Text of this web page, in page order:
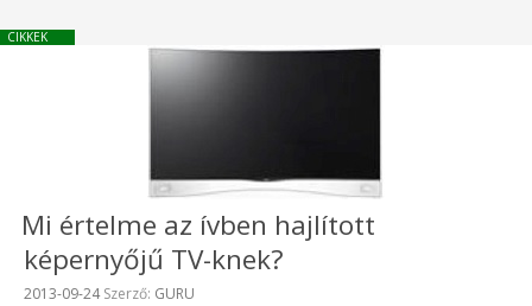
CIKKEK
Mi értelme az ívben hajlított
képernyőjű TV-knek?
Beküldve:
2013-09-24Szerző: GURU